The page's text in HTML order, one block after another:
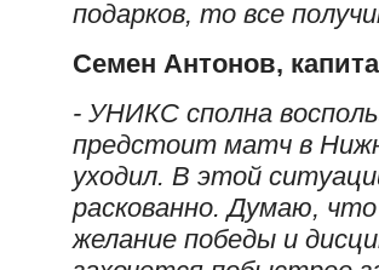
подарков, то все
Семен Антонов,
- УНИКС сполна
предстоит матч в
уходил. В этой
раскованно. Думаю,
желание победы и